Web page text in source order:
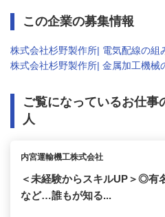
この企業の募集情報
株式会社杉野製作所| 電気配線の組
株式会社杉野製作所| 金属加工機械
ご覧になっているお仕事
人
内宮運輸機工株式会社
＜未経験からスキルUP＞◎有
など…誰もが知る...